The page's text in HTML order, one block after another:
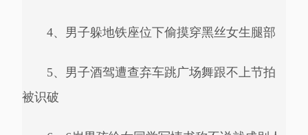
4、男子躲地铁座位下偷摸穿黑丝女生腿部
5、男子酒驾遭查弃车跳广场舞跟不上节拍
被识破